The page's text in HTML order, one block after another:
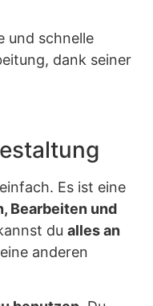
und schnelle
dank seiner
Es ist eine
Bearbeiten und
du alles an
anderen